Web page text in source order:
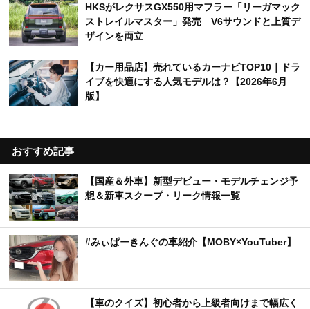
HKSがレクサスGX550用マフラー「リーガマック
ストレイルマスター」発売 V6サウンドと上質デ
ザインを両立
【カー用品店】売れているカーナビTOP10｜ドラ
イブを快適にする人気モデルは？【2026年6月
版】
おすすめ記事
【国産＆外車】新型デビュー・モデルチェンジ予
想＆新車スクープ・リーク情報一覧
#みぃぱーきんぐの車紹介【MOBY×YouTuber】
【車のクイズ】初心者から上級者向けまで幅広く